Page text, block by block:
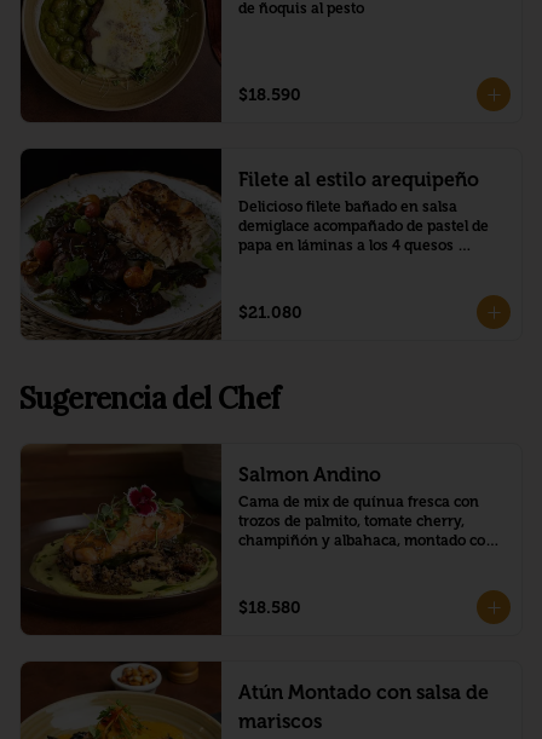
de ñoquis al pesto
$18.590
Filete al estilo arequipeño
Delicioso filete bañado en salsa
demiglace acompañado de pastel de
papa en láminas a los 4 quesos
$21.080
Sugerencia del Chef
Salmon Andino
Cama de mix de quínua fresca con
trozos de palmito, tomate cherry,
champiñón y albahaca, montado con
$18.580
Atún Montado con salsa de
mariscos